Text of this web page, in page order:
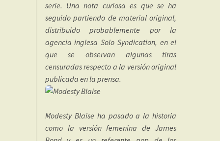
serie. Una nota curiosa es que se ha
seguido partiendo de material original,
distribuido probablemente por la
agencia inglesa Solo Syndication, en el
que se observan algunas tiras
censuradas respecto a la versión original
publicada en la prensa.
Modesty Blaise ha pasado a la historia
como la versión femenina de James